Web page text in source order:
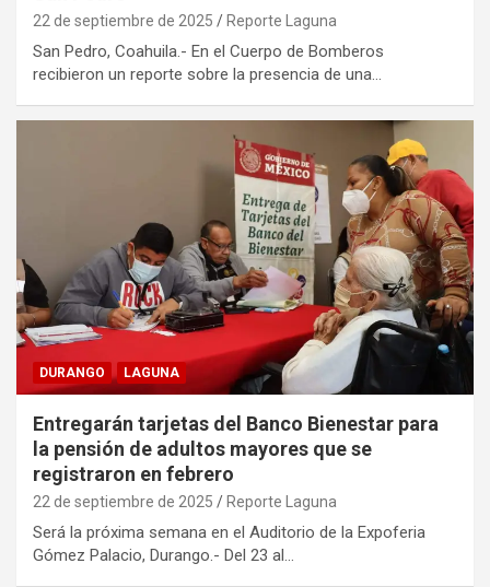
22 de septiembre de 2025 Reporte Laguna
San Pedro, Coahuila.- En el Cuerpo de Bomberos
recibieron un reporte sobre la presencia de una…
DURANGO LAGUNA
Entregarán tarjetas del Banco Bienestar para
la pensión de adultos mayores que se
registraron en febrero
22 de septiembre de 2025 Reporte Laguna
Será la próxima semana en el Auditorio de la Expoferia
Gómez Palacio, Durango.- Del 23 al…